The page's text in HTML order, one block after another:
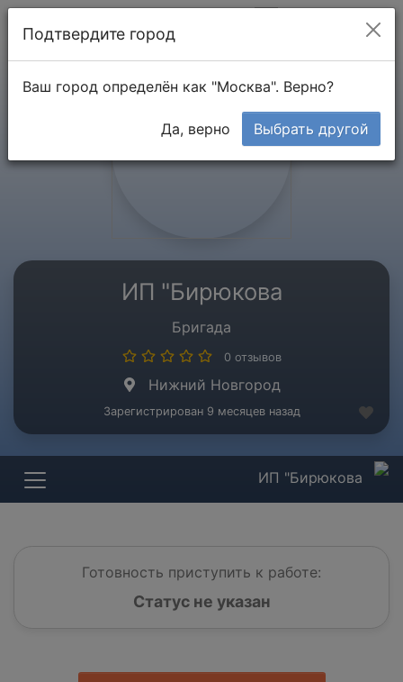
ИП "Бирюкова
Бригада
0 отзывов
Нижний Новгород
Зарегистрирован 9 месяцев назад
ИП "Бирюкова
Готовность приступить к работе:
Статус не указан
Подтвердите город
Ваш город определён как "Москва". Верно?
Да, верно Выбрать другой